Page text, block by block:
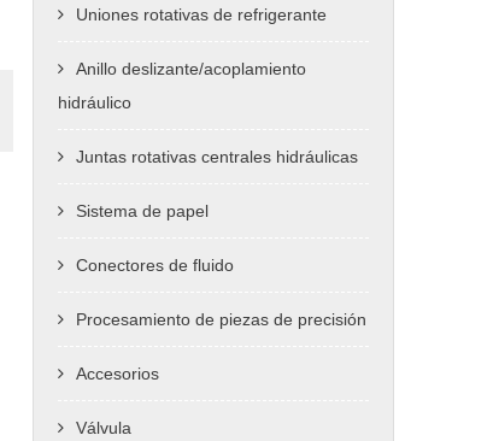
Uniones rotativas de refrigerante
Anillo deslizante/acoplamiento
hidráulico
Juntas rotativas centrales hidráulicas
Sistema de papel
Conectores de fluido
Procesamiento de piezas de precisión
Accesorios
Válvula